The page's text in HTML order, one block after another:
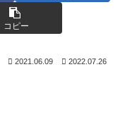
コピー
2021.06.09 2022.07.26